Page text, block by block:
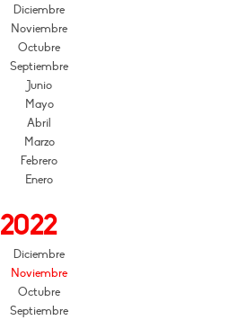
Diciembre
Noviembre
Octubre
Septiembre
Junio
Mayo
Abril
Marzo
Febrero
Enero
2022
Diciembre
Noviembre
Octubre
Septiembre